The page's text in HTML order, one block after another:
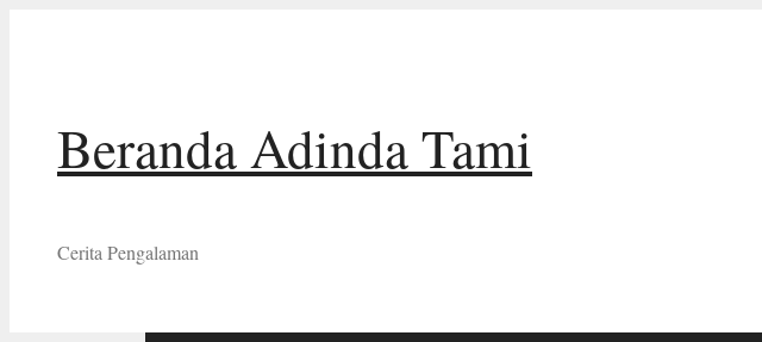
Beranda Adinda Tami
Cerita Pengalaman